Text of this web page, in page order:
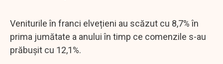
Veniturile în franci elvețieni au scăzut cu 8,7% în
prima jumătate a anului în timp ce comenzile s-au
prăbușit cu 12,1%.